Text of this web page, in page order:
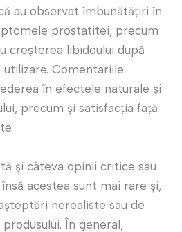
au observat îmbunătățiri în
prostatitei, precum
creșterea libidoului după
Comentariile
în efectele naturale și
precum și satisfacția față
și câteva opinii critice sau
acestea sunt mai rare și,
nerealiste sau de
În general,